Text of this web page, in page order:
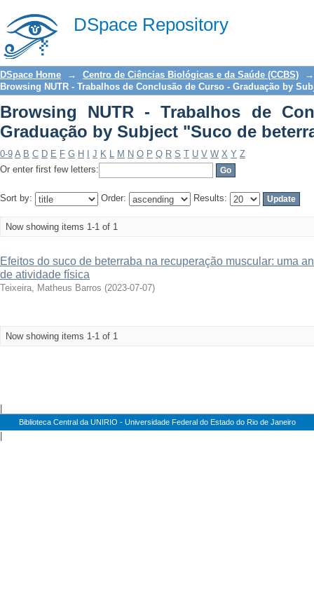
DSpace Repository
Browsing NUTR - Trabalhos de
de beterraba"
DSpace Home → Centro de Ciências Biológicas e da Saúde (CCBS)
→
Browsing NUTR - Trabalhos de Conclusão de Curso - Graduação by
Browsing NUTR - Trabalhos de
Graduação by Subject "Suco de
0-9 A B C D E F G H J K L M N O P Q R S T U V W X Y Z
Or enter first few letters:
Sort by: Order: Results:
Now showing items 1-1 of 1
Efeitos do suco de beterraba na recuperação muscular: uma
de atividade física
Teixeira, Matheus Barros (2023-07-07)
Now showing items 1-1 of 1
Biblioteca Central da UNIRIO - Universidade Federal do Estado do Rio de Janeiro